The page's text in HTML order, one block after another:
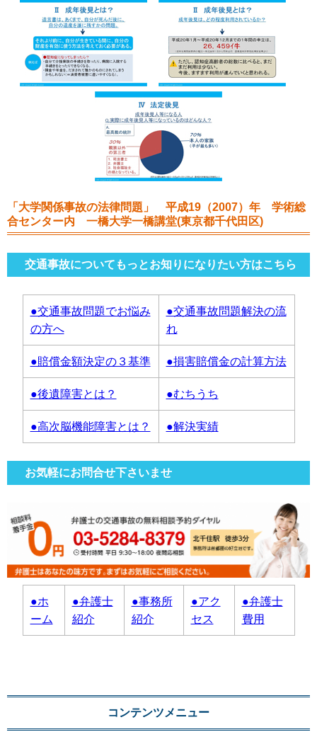
「大学関係事故の法律問題」 平成19（2007）年 学術総
合センター内 一橋大学一橋講堂(東京都千代田区)
交通事故についてもっとお知りになりたい方はこちら
●交通事故問題でお悩み
の方へ
●交通事故問題解決の流
れ
●賠償金額決定の３基準 ●損害賠償金の計算方法
●後遺障害とは？ ●むちうち
●高次脳機能障害とは？ ●解決実績
お気軽にお問合せ下さいませ
●ホ
ーム
●弁護士
紹介
●事務所
紹介
●アク
セス
●弁護士
費用
コンテンツメニュー